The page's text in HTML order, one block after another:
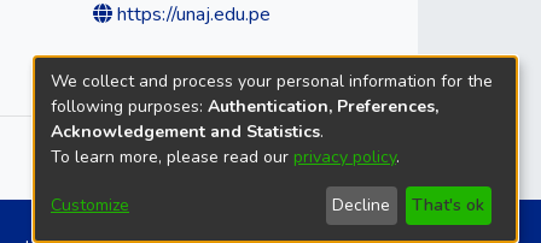
https://unaj.edu.pe
We collect and process your personal information for the
following purposes: Authentication, Preferences,
Acknowledgement and Statistics.
To learn more, please read our privacy policy.
Customize Decline That's ok